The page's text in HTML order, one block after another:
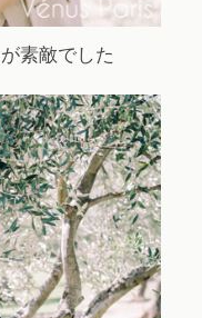
素敵でした